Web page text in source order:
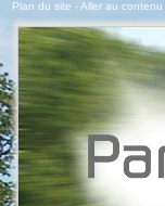
Plan du site -Aller au contenu